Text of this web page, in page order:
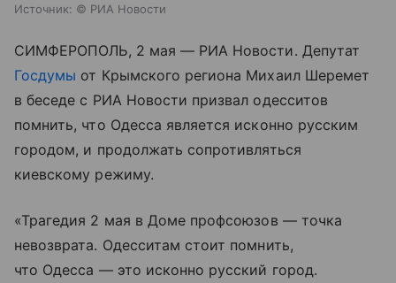
Источник: © РИА Новости
СИМФЕРОПОЛЬ, 2 мая — РИА Новости. Депутат
Госдумы от Крымского региона Михаил Шеремет
в беседе с РИА Новости призвал одесситов
помнить, что Одесса является исконно русским
городом, и продолжать сопротивляться
киевскому режиму.
«Трагедия 2 мая в Доме профсоюзов — точка
невозврата. Одесситам стоит помнить,
что Одесса — это исконно русский город.